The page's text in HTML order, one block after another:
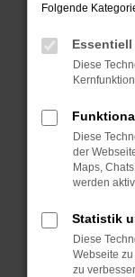
Prüfe
Manche
können
Fenster?
Starte
Das kann
Probleme
sind.
Veraltete
Folgende
Essentiell
Diese
Diese
der
Maps,
werden
Statistik
Diese
Webseite
zu